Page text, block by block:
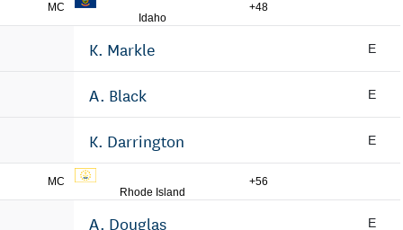
MC
Idaho
+48
K. Markle E
A. Black E
K. Darrington E
MC
Rhode Island
+56
A. Douglas E